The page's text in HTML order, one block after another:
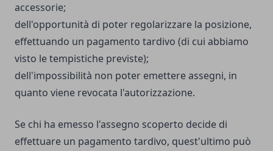
accessorie;
dell'opportunità di poter regolarizzare la posizione,
effettuando un pagamento tardivo (di cui abbiamo
visto le tempistiche previste);
dell'impossibilità non poter emettere assegni, in
quanto viene revocata l'autorizzazione.
Se chi ha emesso l'assegno scoperto decide di
effettuare un pagamento tardivo, quest'ultimo può